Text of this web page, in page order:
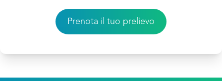
Prenota il tuo prelievo